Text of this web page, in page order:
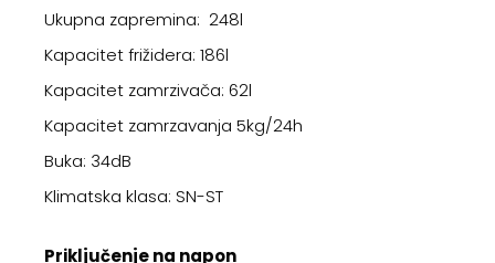
Ukupna zapremina: 248l
Kapacitet frižidera: 186l
Kapacitet zamrzivača: 62l
Kapacitet zamrzavanja 5kg/24h
Buka: 34dB
Klimatska klasa: SN-ST
Priključenje na napon